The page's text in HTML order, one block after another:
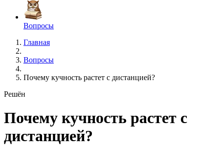
Вопросы
Главная
Вопросы
Почему кучность растет с дистанцией?
Решён
Почему кучность растет с
дистанцией?